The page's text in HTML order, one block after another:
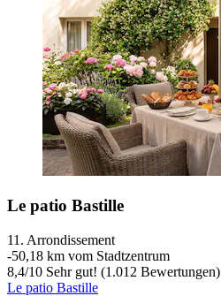
Le patio Bastille
11. Arrondissement
‐50,18 km vom Stadtzentrum
8,4/10 Sehr gut! (1.012 Bewertungen)
Le patio Bastille